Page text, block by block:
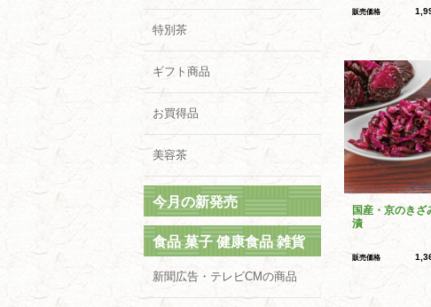
特別茶
ギフト商品
お買得品
美容茶
今月の新発売
食品 菓子 健康食品 雑貨
新聞広告・テレビCMの商品
販売価格
国産・京のきざ
漬
販売価格